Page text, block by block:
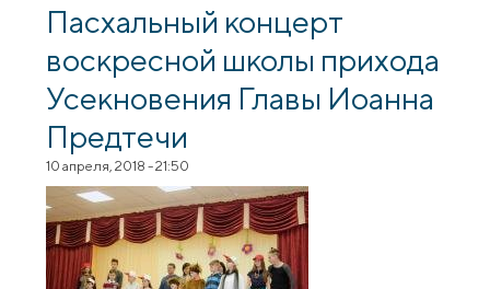
Пасхальный концерт
воскресной школы прихода
Усекновения Главы Иоанна
Предтечи
10 апреля, 2018 - 21:50